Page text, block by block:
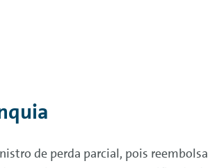
de perda parcial, pois reembolsa